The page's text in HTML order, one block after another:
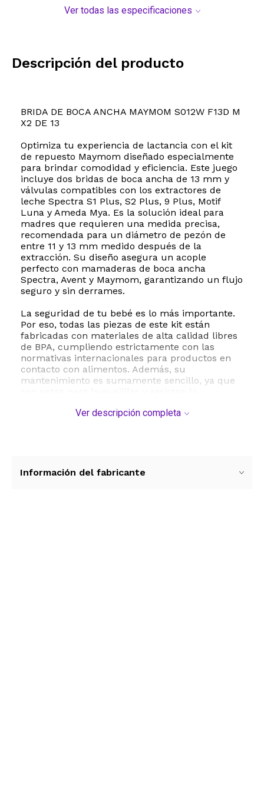
Ver todas las especificaciones
Descripción del producto
BRIDA DE BOCA ANCHA MAYMOM S012W F13D M
X2 DE 13
Optimiza tu experiencia de lactancia con el kit
de repuesto Maymom diseñado especialmente
para brindar comodidad y eficiencia. Este juego
incluye dos bridas de boca ancha de 13 mm y
válvulas compatibles con los extractores de
leche Spectra S1 Plus, S2 Plus, 9 Plus, Motif
Luna y Ameda Mya. Es la solución ideal para
madres que requieren una medida precisa,
recomendada para un diámetro de pezón de
entre 11 y 13 mm medido después de la
extracción. Su diseño asegura un acople
perfecto con mamaderas de boca ancha
Spectra, Avent y Maymom, garantizando un flujo
seguro y sin derrames.
La seguridad de tu bebé es lo más importante.
Por eso, todas las piezas de este kit están
fabricadas con materiales de alta calidad libres
de BPA, cumpliendo estrictamente con las
normativas internacionales para productos en
contacto con alimentos. Además, su
mantenimiento es sumamente sencillo, ya que
óptima en cada uso.
piezas originales para que no interrumpas tu
Ver descripción completa
Información del fabricante